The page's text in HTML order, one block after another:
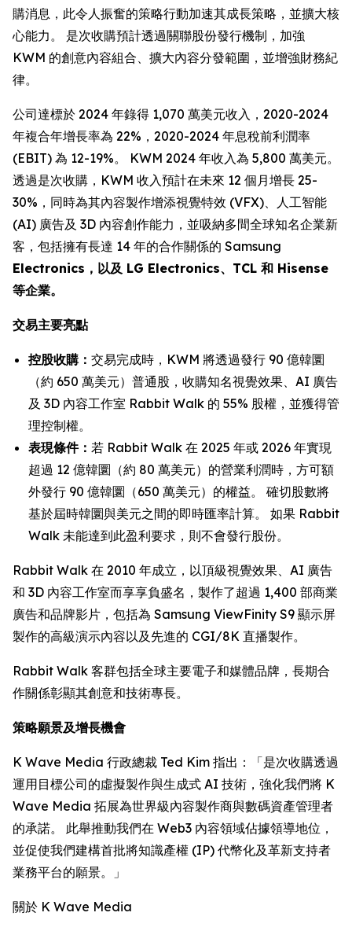
購消息，此令人振奮的策略行動加速其成長策略，並擴大核
心能力。 是次收購預計透過關聯股份發行機制，加強
KWM 的創意內容組合、擴大內容分發範圍，並增強財務紀
律。
公司達標於 2024 年錄得 1,070 萬美元收入，2020-2024
年複合年增長率為 22%，2020-2024 年息稅前利潤率
(EBIT) 為 12-19%。 KWM 2024 年收入為 5,800 萬美元。
透過是次收購，KWM 收入預計在未來 12 個月增長 25-
30%，同時為其內容製作增添視覺特效 (VFX)、人工智能
(AI) 廣告及 3D 內容創作能力，並吸納多間全球知名企業新
客，包括擁有長達 14 年的合作關係的 Samsung
Electronics，以及 LG Electronics、TCL 和 Hisense
等企業。
交易主要亮點
控股收購： 交易完成時，KWM 將透過發行 90 億韓圜
（約 650 萬美元）普通股，收購知名視覺效果、AI 廣告
及 3D 內容工作室 Rabbit Walk 的 55% 股權，並獲得管
理控制權。
表現條件： 若 Rabbit Walk 在 2025 年或 2026 年實現
超過 12 億韓圜（約 80 萬美元）的營業利潤時，方可額
外發行 90 億韓圜（650 萬美元）的權益。 確切股數將
基於屆時韓圜與美元之間的即時匯率計算。 如果 Rabbit
Walk 未能達到此盈利要求，則不會發行股份。
Rabbit Walk 在 2010 年成立，以頂級視覺效果、AI 廣告
和 3D 內容工作室而享享負盛名，製作了超過 1,400 部商業
廣告和品牌影片，包括為 Samsung ViewFinity S9 顯示屏
製作的高級演示內容以及先進的 CGI/8K 直播製作。
Rabbit Walk 客群包括全球主要電子和媒體品牌，長期合
作關係彰顯其創意和技術專長。
策略願景及增長機會
K Wave Media 行政總裁 Ted Kim 指出：「是次收購透過
運用目標公司的虛擬製作與生成式 AI 技術，強化我們將 K
Wave Media 拓展為世界級內容製作商與數碼資產管理者
的承諾。 此舉推動我們在 Web3 內容領域佔據領導地位，
並促使我們建構首批將知識產權 (IP) 代幣化及革新支持者
業務平台的願景。」
關於 K Wave Media